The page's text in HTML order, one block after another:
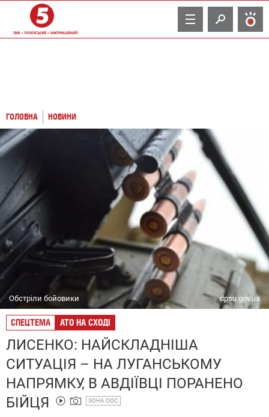
TV
ГОЛОВНА НОВИНИ
Обстріли бойовики dpsu.gov.ua
СПЕЦТЕМА АТО НА СХОДІ
ЛИСЕНКО: НАЙСКЛАДНІША
СИТУАЦІЯ – НА ЛУГАНСЬКОМУ
НАПРЯМКУ, В АВДІЇВЦІ ПОРАНЕНО
БІЙЦЯ
ЗОНА ООС